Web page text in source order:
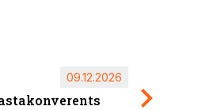
09.12.2026